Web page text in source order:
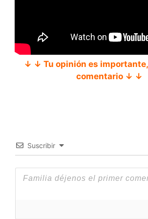
↓ ↓ Tu opinión es
comentario ↓ ↓
Suscribir